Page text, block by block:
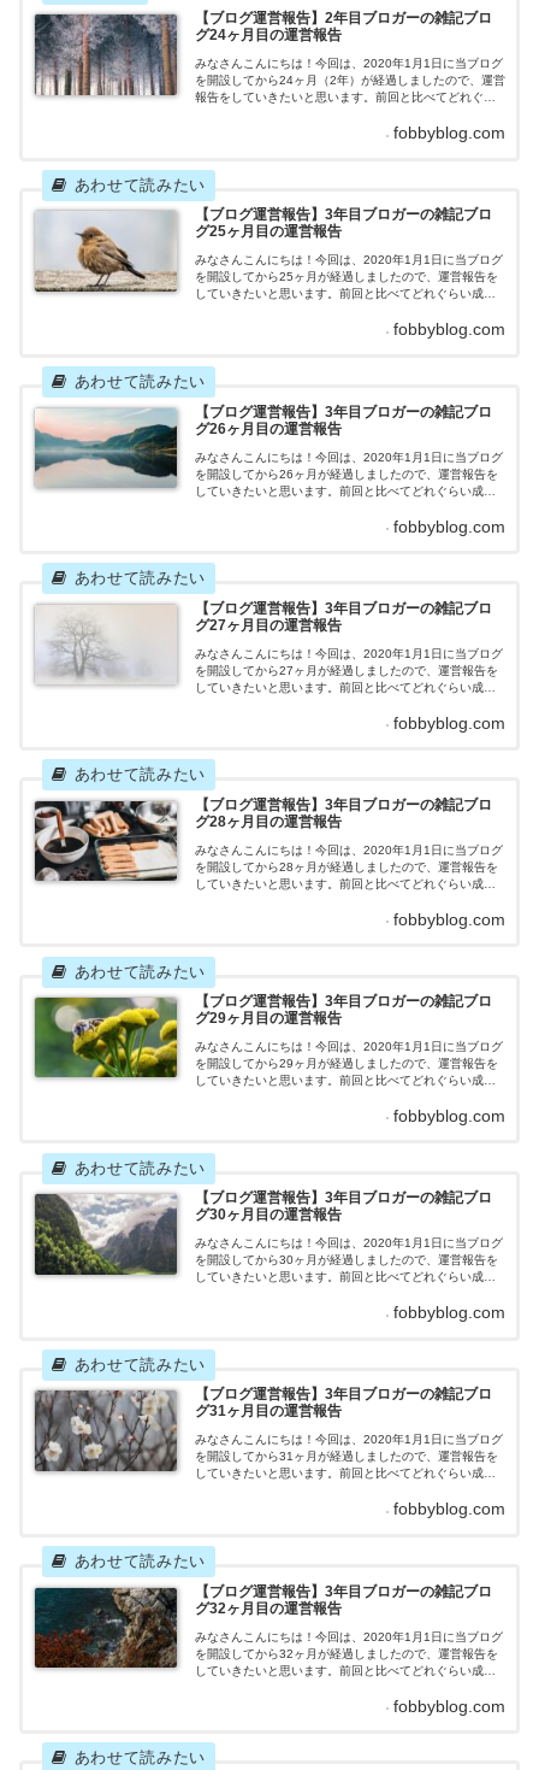
【ブログ運営報告】2年目ブロガーの雑記ブロ
グ24ヶ月目の運営報告
みなさんこんにちは！今回は、2020年1月1日に当ブログ
を開設してから24ヶ月（2年）が経過しましたので、運営
報告をしていきたいと思います。前回と比べてどれぐら
どのような結果になったのでしょうか。それではさっそ
事先月立てた目標を達成することができました！（9ヶ...
fobbyblog.com
【ブログ運営報告】3年目ブロガーの雑記ブロ
グ25ヶ月目の運営報告
みなさんこんにちは！今回は、2020年1月1日に当ブログ
を開設してから25ヶ月が経過しましたので、運営報告を
していきたいと思います。前回と比べてどれぐらい成果
うな結果になったのでしょうか。それではさっそくいっ
月立てた目標を達成することができました！（10ヶ月連
続目...
fobbyblog.com
【ブログ運営報告】3年目ブロガーの雑記ブロ
グ26ヶ月目の運営報告
みなさんこんにちは！今回は、2020年1月1日に当ブログ
を開設してから26ヶ月が経過しましたので、運営報告を
していきたいと思います。前回と比べてどれぐらい成果
うな結果になったのでしょうか。それではさっそくいっ
立てた目標を達成することができませんでした。2月はプ
ライ...
fobbyblog.com
【ブログ運営報告】3年目ブロガーの雑記ブロ
グ27ヶ月目の運営報告
みなさんこんにちは！今回は、2020年1月1日に当ブログ
を開設してから27ヶ月が経過しましたので、運営報告を
していきたいと思います。前回と比べてどれぐらい成果
うな結果になったのでしょうか。それではさっそくいっ
立てた目標を達成することができました！4月もこの調子
で目標...
fobbyblog.com
【ブログ運営報告】3年目ブロガーの雑記ブロ
グ28ヶ月目の運営報告
みなさんこんにちは！今回は、2020年1月1日に当ブログ
を開設してから28ヶ月が経過しましたので、運営報告を
していきたいと思います。前回と比べてどれぐらい成果
うな結果になったのでしょうか。それではさっそくいっ
月立てた目標を達成することができました！（2ヶ月連続
目標...
fobbyblog.com
【ブログ運営報告】3年目ブロガーの雑記ブロ
グ29ヶ月目の運営報告
みなさんこんにちは！今回は、2020年1月1日に当ブログ
を開設してから29ヶ月が経過しましたので、運営報告を
していきたいと思います。前回と比べてどれぐらい成果
うな結果になったのでしょうか。それではさっそくいっ
月立てた目標を達成することができました！（3ヶ月連続
目標...
fobbyblog.com
【ブログ運営報告】3年目ブロガーの雑記ブロ
グ30ヶ月目の運営報告
みなさんこんにちは！今回は、2020年1月1日に当ブログ
を開設してから30ヶ月が経過しましたので、運営報告を
していきたいと思います。前回と比べてどれぐらい成果
うな結果になったのでしょうか。それではさっそくいっ
立てた目標を達成することができませんでした。6月は仕
事が忙...
fobbyblog.com
【ブログ運営報告】3年目ブロガーの雑記ブロ
グ31ヶ月目の運営報告
みなさんこんにちは！今回は、2020年1月1日に当ブログ
を開設してから31ヶ月が経過しましたので、運営報告を
していきたいと思います。前回と比べてどれぐらい成果
うな結果になったのでしょうか。それではさっそくいっ
月立てた目標を達成することができました！8月はお盆休
みが...
fobbyblog.com
【ブログ運営報告】3年目ブロガーの雑記ブロ
グ32ヶ月目の運営報告
みなさんこんにちは！今回は、2020年1月1日に当ブログ
を開設してから32ヶ月が経過しましたので、運営報告を
していきたいと思います。前回と比べてどれぐらい成果
うな結果になったのでしょうか。それではさっそくいっ
立てた目標を達成することができました！（2ヶ月連続目
fobbyblog.com